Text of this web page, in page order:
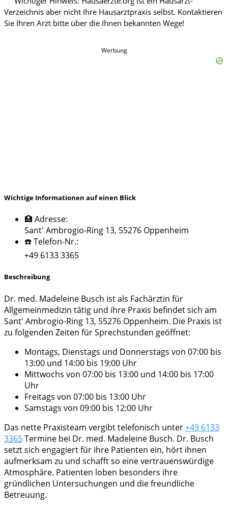
Werbung
Wichtige Informationen auf einen Blick
🏥 Adresse:
Sant' Ambrogio-Ring 13, 55276 Oppenheim
☎️ Telefon-Nr.:
+49 6133 3365
Beschreibung
Dr. med. Madeleine Busch ist als Fachärztin für
Allgemeinmedizin tätig und ihre Praxis befindet sich am
Sant' Ambrogio-Ring 13, 55276 Oppenheim. Die Praxis ist
zu folgenden Zeiten für Sprechstunden geöffnet:
Montags, Dienstags und Donnerstags von 07:00 bis
13:00 und 14:00 bis 19:00 Uhr
Mittwochs von 07:00 bis 13:00 und 14:00 bis 17:00
Uhr
Freitags von 07:00 bis 13:00 Uhr
Samstags von 09:00 bis 12:00 Uhr
Das nette Praxisteam vergibt telefonisch unter+49 6133
3365Termine bei Dr. med. Madeleine Busch. Dr. Busch
setzt sich engagiert für ihre Patienten ein, hört ihnen
aufmerksam zu und schafft so eine vertrauenswürdige
Atmosphäre. Patienten loben besonders ihre
gründlichen Untersuchungen und die freundliche
Betreuung.